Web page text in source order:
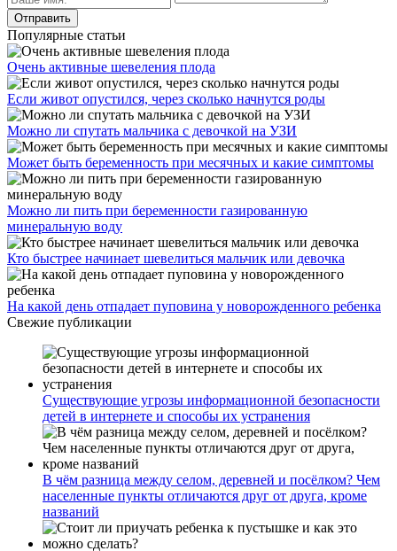
Популярные статьи
Очень активные шевеления плода
Если живот опустился, через сколько начнутся роды
Можно ли спутать мальчика с девочкой на УЗИ
Может быть беременность при месячных и какие симптомы
Можно ли пить при беременности газированную
минеральную воду
Кто быстрее начинает шевелиться мальчик или девочка
На какой день отпадает пуповина у новорожденного ребенка
Свежие публикации
Существующие угрозы информационной безопасности
детей в интернете и способы их устранения
В чём разница между селом, деревней и посёлком? Чем
населенные пункты отличаются друг от друга, кроме
названий